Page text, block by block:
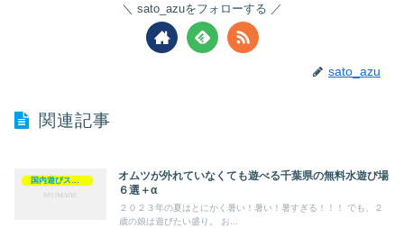
sato_azuをフォローする
sato_azu
関連記事
国内遊びスポット
オムツが外れていなくても遊べる千葉県の無料水遊び場
６選＋α
２０２３年の夏はとにかく暑い！暑い！暑すぎる！！！ でも、２
歳の娘は遊びたい盛り。 お...